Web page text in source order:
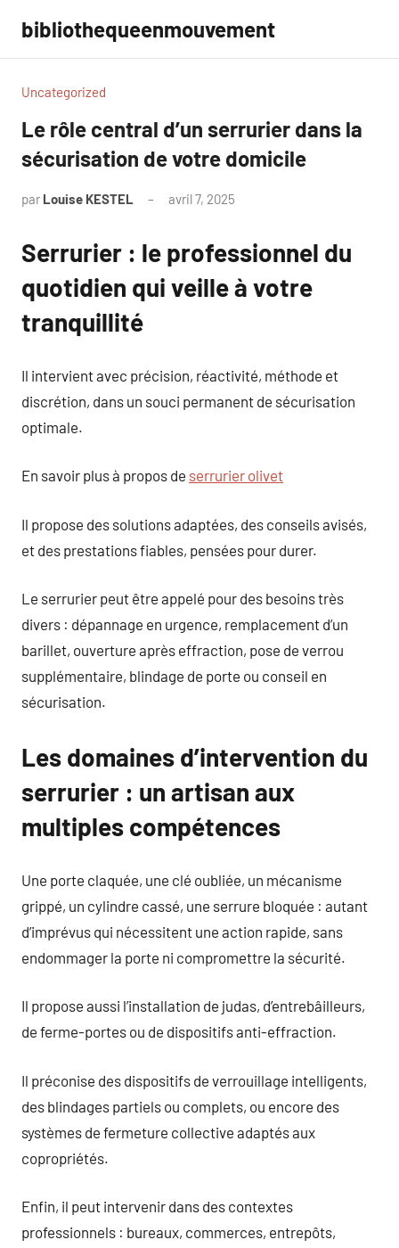
contenu
bibliothequeenmouvement
Uncategorized
Le rôle central d’un serrurier dans la
sécurisation de votre domicile
par Louise KESTEL avril 7, 2025
Serrurier : le professionnel du
quotidien qui veille à votre
tranquillité
Il intervient avec précision, réactivité, méthode et
discrétion, dans un souci permanent de sécurisation
optimale.
En savoir plus à propos de serrurier olivet
Il propose des solutions adaptées, des conseils avisés,
et des prestations fiables, pensées pour durer.
Le serrurier peut être appelé pour des besoins très
divers : dépannage en urgence, remplacement d’un
barillet, ouverture après effraction, pose de verrou
supplémentaire, blindage de porte ou conseil en
sécurisation.
Les domaines d’intervention du
serrurier : un artisan aux
multiples compétences
Une porte claquée, une clé oubliée, un mécanisme
grippé, un cylindre cassé, une serrure bloquée : autant
d’imprévus qui nécessitent une action rapide, sans
endommager la porte ni compromettre la sécurité.
Il propose aussi l’installation de judas, d’entrebâilleurs,
de ferme-portes ou de dispositifs anti-effraction.
Il préconise des dispositifs de verrouillage intelligents,
des blindages partiels ou complets, ou encore des
systèmes de fermeture collective adaptés aux
copropriétés.
Enfin, il peut intervenir dans des contextes
professionnels : bureaux, commerces, entrepôts,